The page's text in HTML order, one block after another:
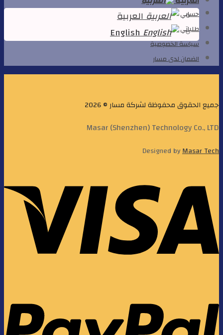
العربية
English
حسابي
طلباتي
سياسة الخصوصية
الضمان لدى مسار
جميع الحقوق محفوظة لشركة مسار © 2026
Masar (Shenzhen) Technology Co., LTD
Designed byMasar Tech